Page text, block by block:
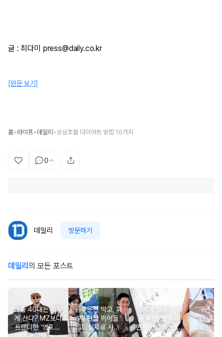
글 : 최다미 press@daily.co.kr
[원문 보기]
홈>라이프>데일리 >상상초월 다이어트 방법 10가지
0
데일리 방문하기
데일리 의 모든 포스트
요즘 40대는 이렇
게 산다? MZ보다
트렌디한 ‘영포티’
음주운전 막고, 화
재 현장 뛰어들
고..실제로 사람
13월의 월급이 '세
금 폭탄' 안 되려
면? '연말정산' 핵
“매년 받
진, 혹시
있는 건